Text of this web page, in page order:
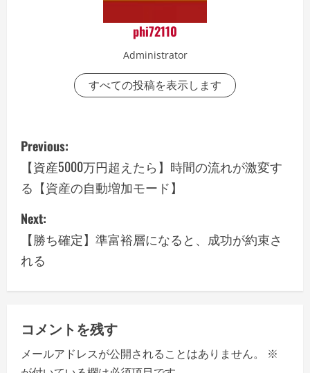
phi72110
Administrator
すべての投稿を表示します
P
o
s
t
n
a
i
Previous:
【資産5000万円超えたら】時間の流れが激変す
る【資産の自動増加モード】
Next:
【勝ち確定】準富裕層になると、成功が約束さ
れる
コメントを残す
メールアドレスが公開されることはありません。
※